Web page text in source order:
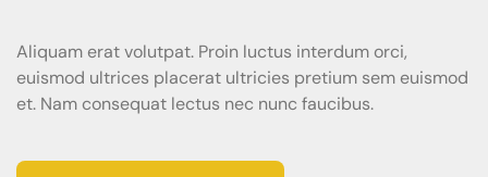
Aliquam erat volutpat. Proin luctus interdum orci,
euismod ultrices placerat ultricies pretium sem euismod
et. Nam consequat lectus nec nunc faucibus.